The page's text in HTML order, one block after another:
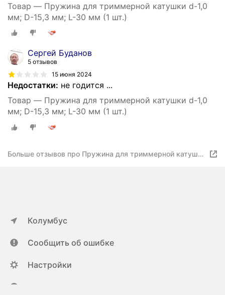
Товар — Пружина для триммерной катушки d-1,0
мм; D-15,3 мм; L-30 мм (1 шт.)
Сергей Буданов
5 отзывов
15 июня 2024
Недостатки: не годится ...
Товар — Пружина для триммерной катушки d-1,0
мм; D-15,3 мм; L-30 мм (1 шт.)
Больше отзывов про Пружина для триммерной катушки
Колумбус
Сообщить об ошибке
Настройки